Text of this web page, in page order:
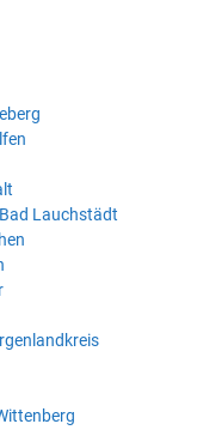
Lauchstädt